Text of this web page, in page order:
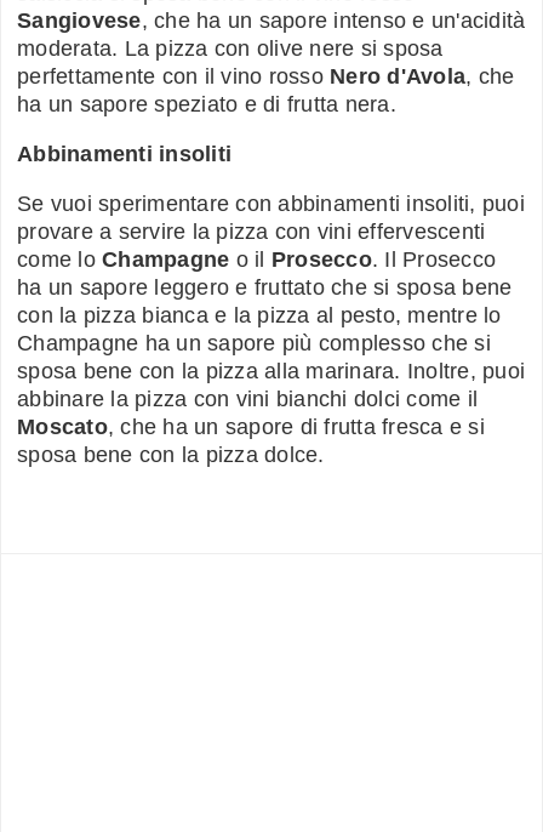
Sangiovese, che ha un sapore intenso e un'acidità
moderata. La pizza con olive nere si sposa
perfettamente con il vino rosso Nero d'Avola, che
ha un sapore speziato e di frutta nera.
Abbinamenti insoliti
Se vuoi sperimentare con abbinamenti insoliti, puoi
provare a servire la pizza con vini effervescenti
come lo Champagne o il Prosecco. Il Prosecco
ha un sapore leggero e fruttato che si sposa bene
con la pizza bianca e la pizza al pesto, mentre lo
Champagne ha un sapore più complesso che si
sposa bene con la pizza alla marinara. Inoltre, puoi
abbinare la pizza con vini bianchi dolci come il
Moscato, che ha un sapore di frutta fresca e si
sposa bene con la pizza dolce.